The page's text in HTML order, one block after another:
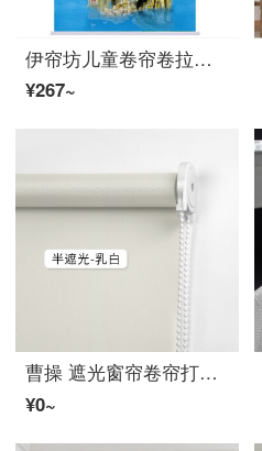
伊帘坊儿童卷帘卷拉式窗帘卧室卫生间办公室厕所阳台浴室防水风景遮光遮阳卷帘升降拉式 鹤飞九天（全遮光）
¥267~
曹操 遮光窗帘卷帘打孔定制ファブリック生地帘办公室窗帘隔热卧室会议室浴室防水遮阳帘手拉升降帘 半遮光-乳白 1平方价格
¥0~